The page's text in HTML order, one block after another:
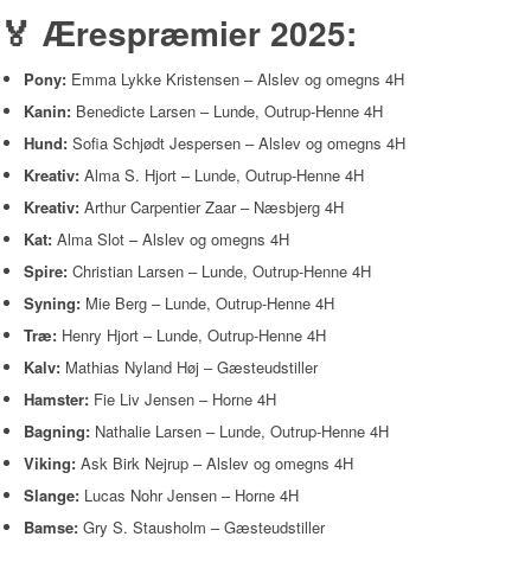
🏅 Ærespræmier 2025:
Pony: Emma Lykke Kristensen – Alslev og omegns 4H
Kanin: Benedicte Larsen – Lunde, Outrup-Henne 4H
Hund: Sofia Schjødt Jespersen – Alslev og omegns 4H
Kreativ: Alma S. Hjort – Lunde, Outrup-Henne 4H
Kreativ: Arthur Carpentier Zaar – Næsbjerg 4H
Kat: Alma Slot – Alslev og omegns 4H
Spire: Christian Larsen – Lunde, Outrup-Henne 4H
Syning: Mie Berg – Lunde, Outrup-Henne 4H
Træ: Henry Hjort – Lunde, Outrup-Henne 4H
Kalv: Mathias Nyland Høj – Gæsteudstiller
Hamster: Fie Liv Jensen – Horne 4H
Bagning: Nathalie Larsen – Lunde, Outrup-Henne 4H
Viking: Ask Birk Nejrup – Alslev og omegns 4H
Slange: Lucas Nohr Jensen – Horne 4H
Bamse: Gry S. Stausholm – Gæsteudstiller